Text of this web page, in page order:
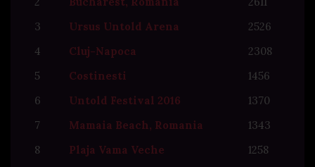
3
Ursus Untold Arena
2526
4
Cluj-Napoca
2308
5
Costinesti
1456
6
Untold Festival 2016
1370
7
Mamaia Beach, Romania
1343
8
Plaja Vama Veche
1258